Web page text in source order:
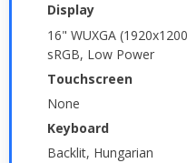
Display
16" WUXGA
sRGB, Low Power
Touchscreen
None
Keyboard
Backlit, Hungarian